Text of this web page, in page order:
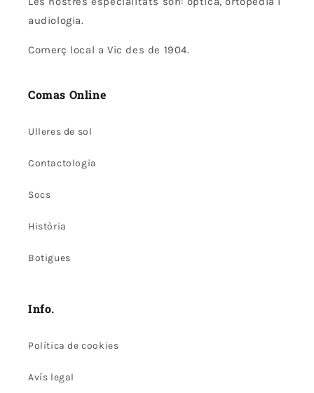
audiologia.
Comerç local a Vic des de 1904.
Comas Online
Ulleres de sol
Contactologia
Socs
Història
Botigues
Info.
Política de cookies
Avís legal